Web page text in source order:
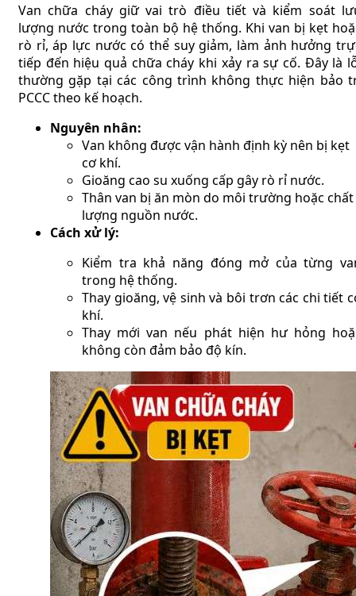
Van chữa cháy giữ vai trò điều tiết và kiểm soát
lượng nước trong toàn bộ hệ thống. Khi van bị kẹt
rò rỉ, áp lực nước có thể suy giảm, làm ảnh hưởng
tiếp đến hiệu quả chữa cháy khi xảy ra sự cố. Đây là
thường gặp tại các công trình không thực hiện bảo
PCCC theo kế hoạch.
Nguyên nhân:
Van không được vận hành định kỳ nên bị kẹt
cơ khí.
Gioăng cao su xuống cấp gây rò rỉ nước.
Thân van bị ăn mòn do môi trường hoặc chất
lượng nguồn nước.
Cách xử lý:
Kiểm tra khả năng đóng mở của từng
trong hệ thống.
Thay gioăng, vệ sinh và bôi trơn các chi tiết
khí.
Thay mới van nếu phát hiện hư hỏng
không còn đảm bảo độ kín.